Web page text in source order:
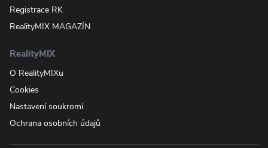
Registrace RK
RealityMIX MAGAZÍN
RealityMIX
O RealityMIXu
Cookies
Nastavení soukromí
Ochrana osobních údajů